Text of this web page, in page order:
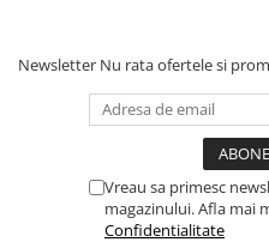
Newsletter Nu rata ofertele si
Vreau sa primesc
magazinului. Afla mai
Confidentialitate